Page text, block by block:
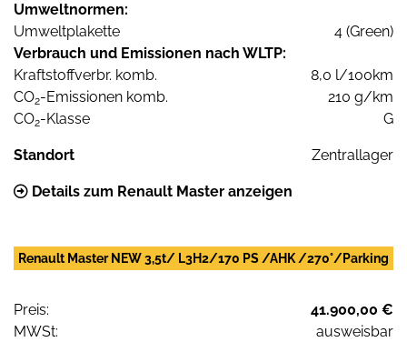
Umweltnormen:
Umweltplakette
4 (Green)
Verbrauch und Emissionen nach WLTP:
Kraftstoffverbr. komb.
8,0 l/100km
CO2-Emissionen komb.
210 g/km
CO2-Klasse G
Standort Zentrallager
Details zum Renault Master anzeigen
Renault Master NEW 3,5t/ L3H2/170 PS /AHK /270°/Parking
Preis:
41.900,00 €
MWSt:
ausweisbar